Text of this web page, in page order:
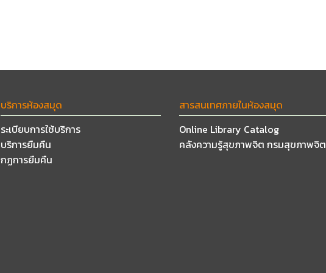
บริการห้องสมุด
ระเบียบการใช้บริการ
บริการยืมคืน
กฏการยืมคืน
สารสนเทศภายในห้องสมุด
Online Library Catalog
คลังความรู้สุขภาพจิต กรมสุขภาพจิต